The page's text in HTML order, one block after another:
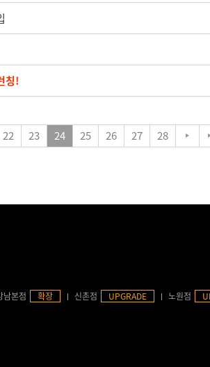
칭!
22 23 24 25 26 27 28
본점 확장 신촌점 UPGRADE 노원점